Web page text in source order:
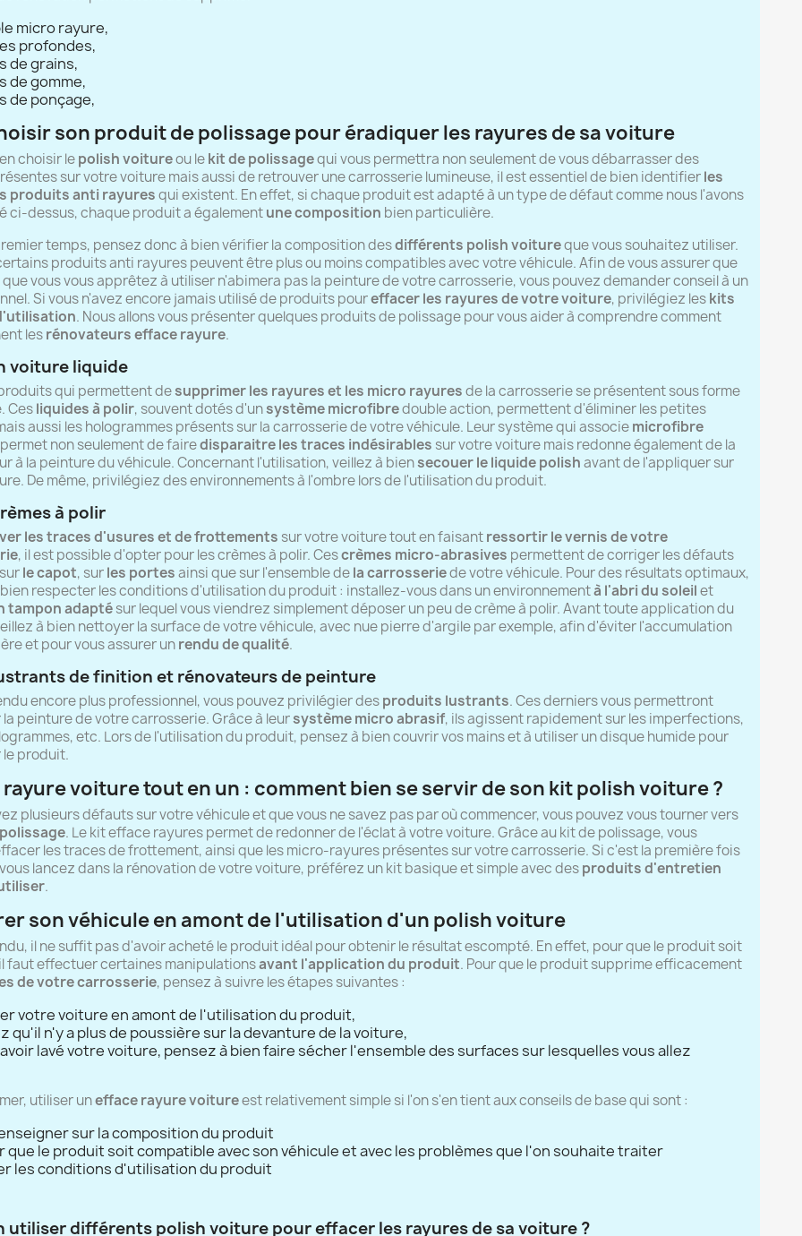
micro rayure,
profondes,
de grains,
de gomme,
de ponçage,
son produit de polissage pour éradiquer les rayures de sa voiture
choisir lepolish voitureou lekit de polissagequi vous permettra non seulement de vous débarrasser des
sur votre voiture mais aussi de retrouver une carrosserie lumineuse, il est essentiel de bien identifierles
produits anti rayuresqui existent. En effet, si chaque produit est adapté à un type de défaut comme nous l'avons
ci-dessus, chaque produit a égalementune composition bien particulière.
temps, pensez donc à bien vérifier la composition desdifférents polish voitureque vous souhaitez utiliser.
produits anti rayures peuvent être plus ou moins compatibles avec votre véhicule. Afin de vous assurer que
vous vous apprêtez à utiliser n'abimera pas la peinture de votre carrosserie, vous pouvez demander conseil à un
Si vous n'avez encore jamais utilisé de produits poureffacer les rayures de votre voiture, privilégiez leskits
. Nous allons vous présenter quelques produits de polissage pour vous aider à comprendre comment
lesrénovateurs efface rayure.
voiture liquide
qui permettent desupprimer les rayures et les micro rayuresde la carrosserie se présentent sous forme
Cesliquides à polir, souvent dotés d'unsystème microfibredouble action, permettent d'éliminer les petites
aussi les hologrammes présents sur la carrosserie de votre véhicule. Leur système qui associemicrofibre
non seulement de fairedisparaitre les traces indésirables sur votre voiture mais redonne également de la
à la peinture du véhicule. Concernant l'utilisation, veillez à biensecouer le liquide polishavant de l'appliquer sur
De même, privilégiez des environnements à l'ombre lors de l'utilisation du produit.
à polir
les traces d'usures et de frottements sur votre voiture tout en faisantressortir le vernis de votre
, il est possible d'opter pour les crèmes à polir. Cescrèmes micro-abrasives permettent de corriger les défauts
le capot, surles portesainsi que sur l'ensemble dela carrosseriede votre véhicule. Pour des résultats optimaux,
respecter les conditions d'utilisation du produit : installez-vous dans un environnementà l'abri du soleilet
tampon adaptésur lequel vous viendrez simplement déposer un peu de crème à polir. Avant toute application du
à bien nettoyer la surface de votre véhicule, avec nue pierre d'argile par exemple, afin d'éviter l'accumulation
et pour vous assurer unrendu de qualité.
de finition et rénovateurs de peinture
encore plus professionnel, vous pouvez privilégier desproduits lustrants. Ces derniers vous permettront
peinture de votre carrosserie. Grâce à leursystème micro abrasif, ils agissent rapidement sur les imperfections,
etc. Lors de l'utilisation du produit, pensez à bien couvrir vos mains et à utiliser un disque humide pour
produit.
voiture tout en un : comment bien se servir de son kit polish voiture ?
plusieurs défauts sur votre véhicule et que vous ne savez pas par où commencer, vous pouvez vous tourner vers
. Le kit efface rayures permet de redonner de l'éclat à votre voiture. Grâce au kit de polissage, vous
les traces de frottement, ainsi que les micro-rayures présentes sur votre carrosserie. Si c'est la première fois
lancez dans la rénovation de votre voiture, préférez un kit basique et simple avec desproduits d'entretien
.
son véhicule en amont de l'utilisation d'un polish voiture
il ne suffit pas d'avoir acheté le produit idéal pour obtenir le résultat escompté. En effet, pour que le produit soit
faut effectuer certaines manipulationsavant l'application du produit. Pour que le produit supprime efficacement
de votre carrosserie, pensez à suivre les étapes suivantes :
votre voiture en amont de l'utilisation du produit,
qu'il n'y a plus de poussière sur la devanture de la voiture,
lavé votre voiture, pensez à bien faire sécher l'ensemble des surfaces sur lesquelles vous allez
utiliser unefface rayure voitureest relativement simple si l'on s'en tient aux conseils de base qui sont :
sur la composition du produit
que le produit soit compatible avec son véhicule et avec les problèmes que l'on souhaite traiter
les conditions d'utilisation du produit
utiliser différents polish voiture pour effacer les rayures de sa voiture ?